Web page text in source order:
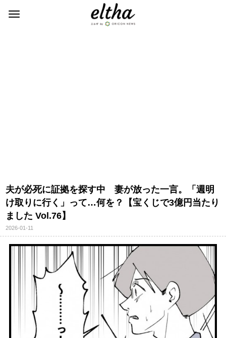
夫が必死に証拠を探す中 妻が放った一言。「週明
け取りに行く」って…何を？【宝くじで3億円当たり
ました Vol.76】
2026-01-11